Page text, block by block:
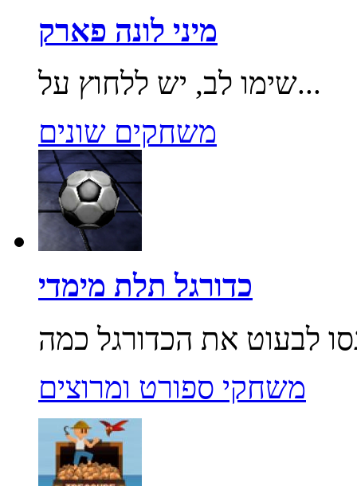
מיני לונה פארק
שימו לב, יש ללחוץ על...
משחקים שונים
כדורגל תלת מימדי
משחקי ספורט ומרוצים